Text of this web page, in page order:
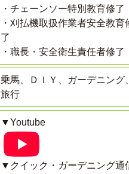
・チェーンソー特別教育修了
・刈払機取扱作業者安全教育
了
・職長・安全衛生責任者修了
乗馬、ＤＩＹ、ガーデニング、
旅行
▼Youtube
▼クイック・ガーデニング通